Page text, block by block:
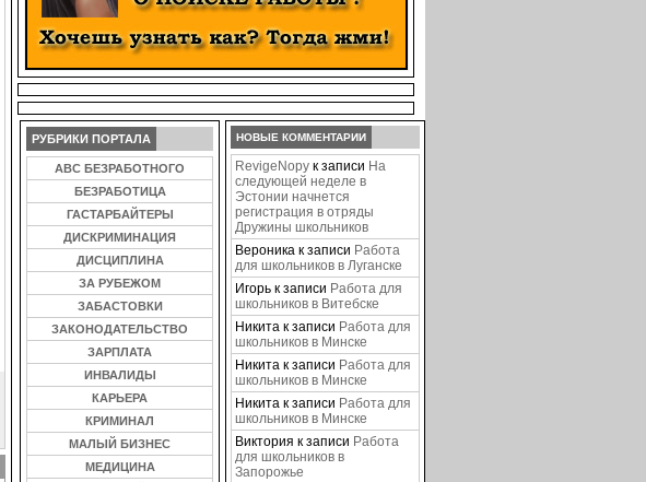
НОВЫЕ КОММЕНТАРИИ
RevigeNopy к записи На
следующей неделе в
Эстонии начнется
регистрация в отряды
Дружины школьников
Вероника к записи Работа
для школьников в Луганске
Игорь к записи Работа для
школьников в Витебске
Никита к записи Работа для
школьников в Минске
Никита к записи Работа для
школьников в Минске
Никита к записи Работа для
школьников в Минске
Виктория к записи Работа
для школьников в
Запорожье
РУБРИКИ ПОРТАЛА
ABC БЕЗРАБОТНОГО
БЕЗРАБОТИЦА
ГАСТАРБАЙТЕРЫ
ДИСКРИМИНАЦИЯ
ДИСЦИПЛИНА
ЗА РУБЕЖОМ
ЗАБАСТОВКИ
ЗАКОНОДАТЕЛЬСТВО
ЗАРПЛАТА
ИНВАЛИДЫ
КАРЬЕРА
КРИМИНАЛ
МАЛЫЙ БИЗНЕС
МЕДИЦИНА